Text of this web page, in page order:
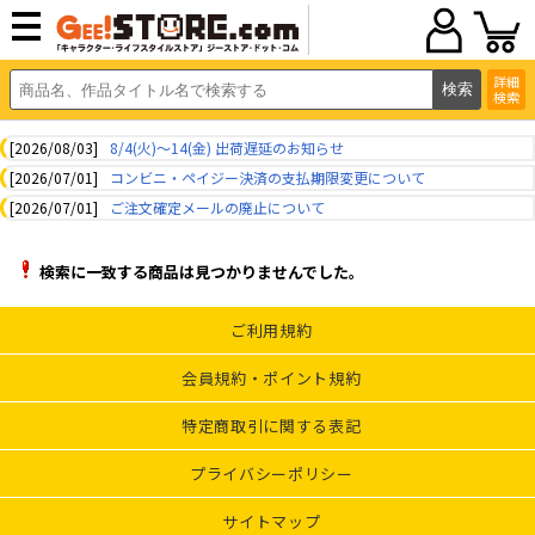
詳細
検索
[2026/08/03]
8/4(火)～14(金) 出荷遅延のお知らせ
[2026/07/01]
コンビニ・ペイジー決済の支払期限変更について
[2026/07/01]
ご注文確定メールの廃止について
検索に一致する商品は見つかりませんでした。
ご利用規約
会員規約・ポイント規約
特定商取引に関する表記
プライバシーポリシー
サイトマップ